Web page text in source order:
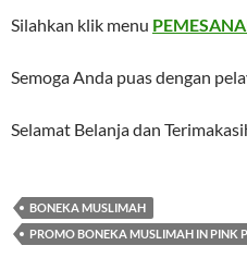
Silahkan klik menu
Semoga Anda puas dengan
Selamat Belanja dan
BONEKA MUSLIMAH
PROMO BONEKA MUSLIMAH IN PINK